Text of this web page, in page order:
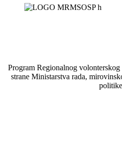
Program Regionalnog
strane Ministarstva rada,